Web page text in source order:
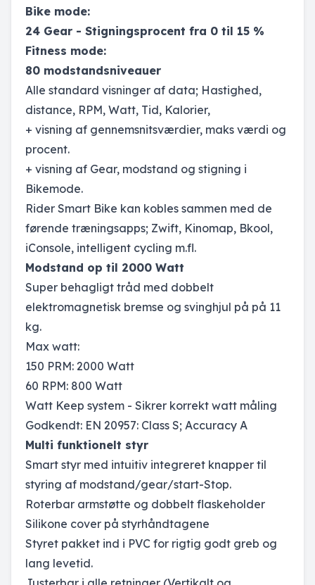
Bike mode:
24 Gear - Stigningsprocent fra 0 til 15 %
Fitness mode:
80 modstandsniveauer
Alle standard visninger af data; Hastighed,
distance, RPM, Watt, Tid, Kalorier,
+ visning af gennemsnitsværdier, maks værdi og
procent.
+ visning af Gear, modstand og stigning i
Bikemode.
Rider Smart Bike kan kobles sammen med de
førende træningsapps; Zwift, Kinomap, Bkool,
iConsole, intelligent cycling m.fl.
Modstand op til 2000 Watt
Super behagligt tråd med dobbelt
elektromagnetisk bremse og svinghjul på på 11
kg.
Max watt:
150 PRM: 2000 Watt
60 RPM: 800 Watt
Watt Keep system - Sikrer korrekt watt måling
Godkendt: EN 20957: Class S; Accuracy A
Multi funktionelt styr
Smart styr med intuitiv integreret knapper til
styring af modstand/gear/start-Stop.
Roterbar armstøtte og dobbelt flaskeholder
Silikone cover på styrhåndtagene
Styret pakket ind i PVC for rigtig godt greb og
lang levetid.